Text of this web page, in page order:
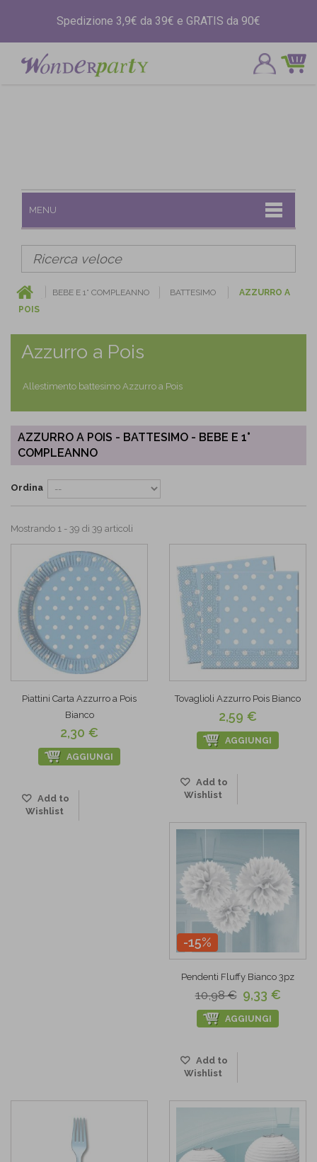
Spedizione 3,9€ da 39€ e GRATIS da 90€
MENU
BEBE E 1° COMPLEANNO BATTESIMO
AZZURRO A
POIS
Azzurro a Pois
Allestimento battesimo Azzurro a Pois
AZZURRO A POIS - BATTESIMO - BEBE E 1°
COMPLEANNO
Ordina
Mostrando 1 - 39 di 39 articoli
Piattini Carta Azzurro a Pois
Bianco
2,30 €
AGGIUNGI
Add to
Wishlist
Tovaglioli Azzurro Pois Bianco
2,59 €
AGGIUNGI
Add to
Wishlist
-15%
Pendenti Fluffy Bianco 3pz
10,98 € 9,33 €
AGGIUNGI
Add to
Wishlist